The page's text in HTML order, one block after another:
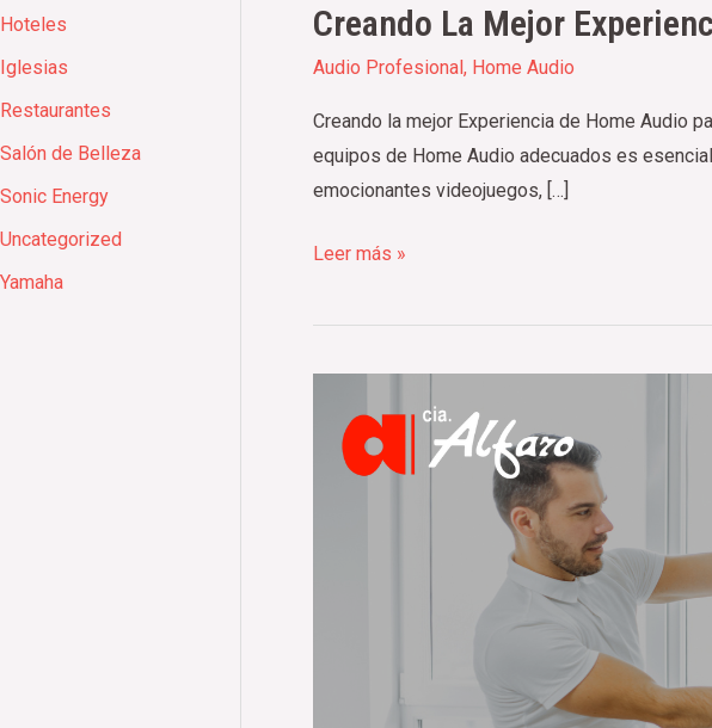
Hoteles
Iglesias
Restaurantes
Salón de Belleza
Sonic Energy
Uncategorized
Yamaha
Creando La Mejor
Audio Profesional, Home Audio
Creando la mejor Experiencia de Home Audio
equipos de Home Audio adecuados es
emocionantes videojuegos, […]
Leer más »
Básicos